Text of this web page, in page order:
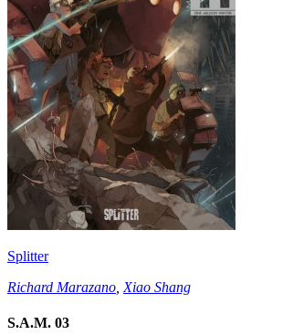
Splitter
Richard Marazano Xiao Shang
S.A.M. 03